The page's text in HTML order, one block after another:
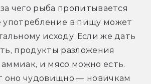
чего рыба пропитывается
в пищу может
исходу. Если же дать
продукты разложения
и мясо можно есть.
оно чудовищно — новичкам